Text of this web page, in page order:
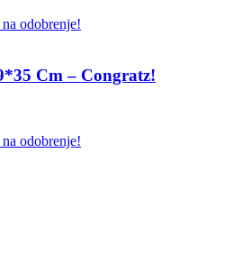
odobrenje!
Cm – Congratz!
odobrenje!